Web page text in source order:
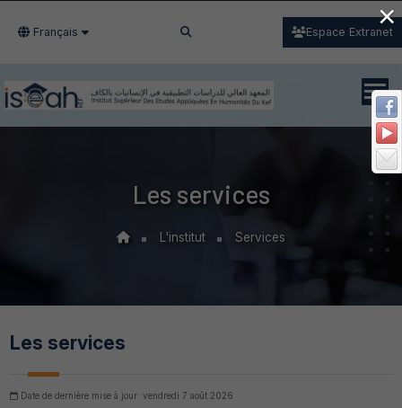
Français Espace Extranet
Les services
L'institut Services
Les services
Date de dernière mise à jour: vendredi 7 août 2026
×